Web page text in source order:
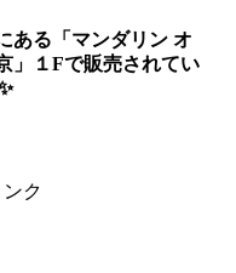
ある「マンダリン オ
」１Fで販売されてい
ク